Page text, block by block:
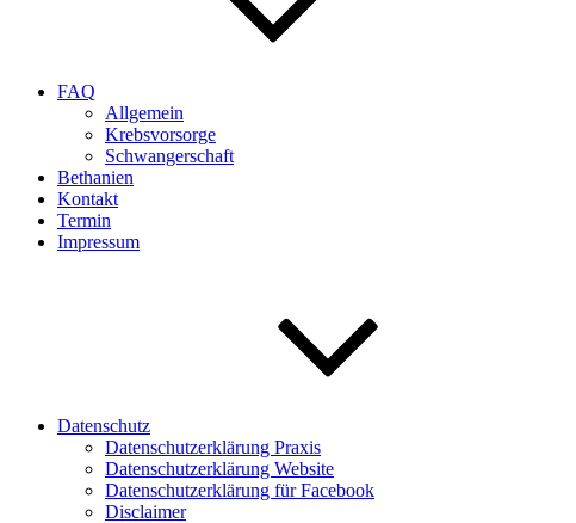
FAQ
Allgemein
Krebsvorsorge
Schwangerschaft
Bethanien
Kontakt
Termin
Impressum
Datenschutz
Datenschutzerklärung Praxis
Datenschutzerklärung Website
Datenschutzerklärung für Facebook
Disclaimer